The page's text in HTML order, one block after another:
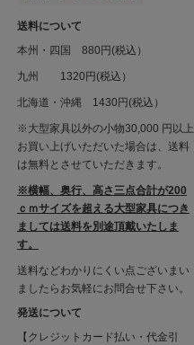
送料について
本州・四国 880円(税込）
九州 1320円(税込）
北海道・沖縄 1430円(税込）
※大型家具以外の小物30,000 円以上
お買い上げいただいた場合は、送料
は無料とさせていただきます。
※横幅、奥行、高さ三点合計が200
ｃｍサイズを超える大型家具につき
ましては送料を別途頂戴いたしま
す。
送料などわかりにくい点ございまい
ましたらお気軽にお問合せ下さい。
発送について
【クレジットカード払い・代金引